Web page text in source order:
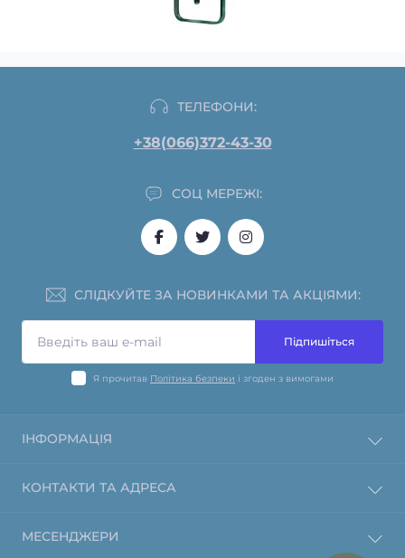
ТЕЛЕФОНИ:
+38(066)372-43-30
СОЦ МЕРЕЖІ:
СЛІДКУЙТЕ ЗА НОВИНКАМИ ТА АКЦІЯМИ:
Підпишіться
Я прочитав Політика безпеки і згоден з вимогами
ІНФОРМАЦІЯ
Політика повернення та відшкодування
Інформація про доставку
КОНТАКТИ ТА АДРЕСА
МЕСЕНДЖЕРИ